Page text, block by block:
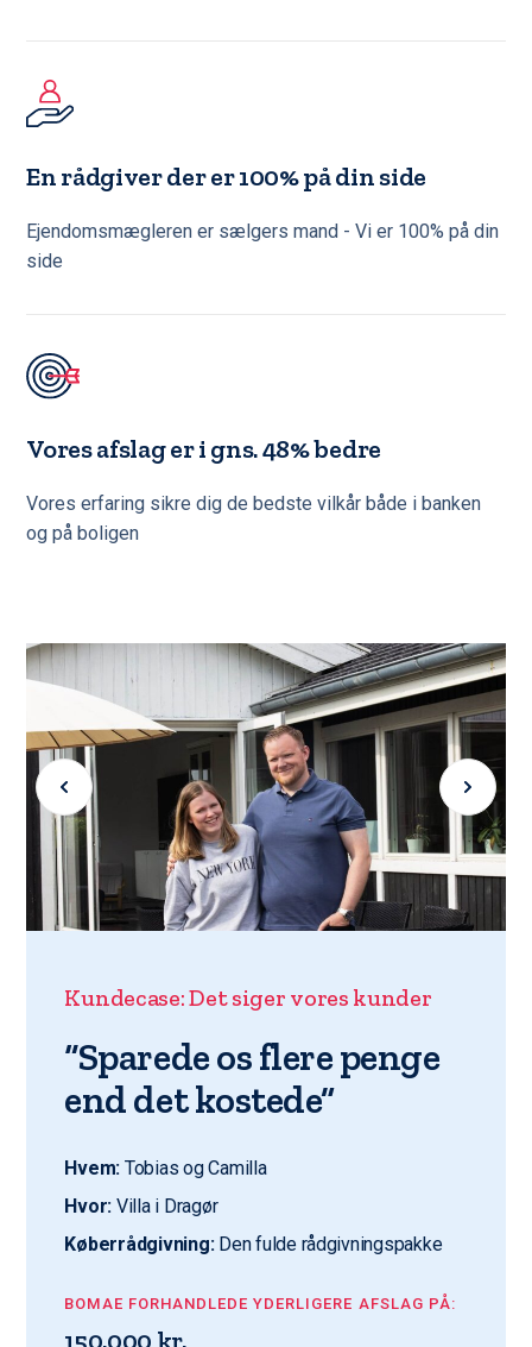
En rådgiver der er 100% på din side
Ejendomsmægleren er sælgers mand - Vi er 100% på din
side
Vores afslag er i gns. 48% bedre
Vores erfaring sikre dig de bedste vilkår både i banken
og på boligen
Kundecase: Det siger vores kunder
“Sparede os flere penge
end det kostede”
Hvem: Tobias og Camilla
Hvor: Villa i Dragør
Køberrådgivning: Den fulde rådgivningspakke
BOMAE FORHANDLEDE YDERLIGERE AFSLAG PÅ: